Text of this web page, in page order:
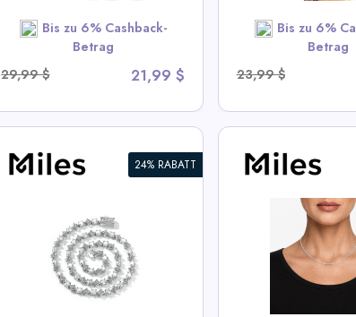
Bis zu 6% Cashback-
Betrag
29,99 $
21,99 $
Bis zu 6%
Betrag
23,99 $
SHOP NOW SHOP
24% RABATT
Halskette
View All Miles Deals
6mm Iced CZ
Halskette
View All